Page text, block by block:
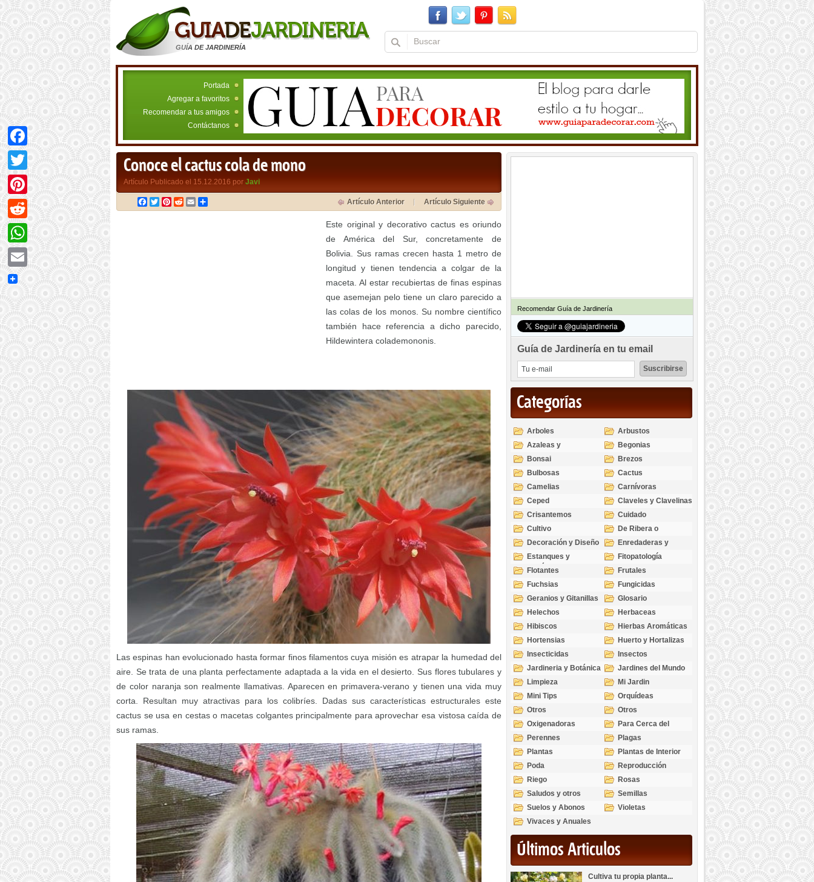
GUÍA DE JARDINERÍA
Portada
Agregar a favoritos
Recomendar a tus amigos
Contáctanos
Conoce el cactus cola de mono
Artículo Publicado el 15.12.2016 por Javi
Facebook
TwitterPinterest
RedditEmail Artículo Anterior Artículo Siguiente
Este original y decorativo cactus es oriundo
de América del Sur, concretamente de
Bolivia. Sus ramas crecen hasta 1 metro de
longitud y tienen tendencia a colgar de la
maceta. Al estar recubiertas de finas espinas
que asemejan pelo tiene un claro parecido a
las colas de los monos. Su nombre científico
también hace referencia a dicho parecido,
Hildewintera colademononis.
Las espinas han evolucionado hasta formar finos filamentos cuya misión es atrapar la humedad del
aire. Se trata de una planta perfectamente adaptada a la vida en el desierto. Sus flores tubulares y
de color naranja son realmente llamativas. Aparecen en primavera-verano y tienen una vida muy
corta. Resultan muy atractivas para los colibríes. Dadas sus características estructurales este
cactus se usa en cestas o macetas colgantes principalmente para aprovechar esa vistosa caída de
sus ramas.
Recomendar Guía de Jardinería
Guía de Jardinería en tu email
Categorías
Arboles
Arbustos
Azaleas y
Rododendros
Begonias
Bonsai
Brezos
Bulbosas
Cactus
Camelias
Carnívoras
Ceped
Claveles y Clavelinas
Crisantemos
Cuidado
Cultivo
De Ribera o
Palustres
Decoración y Diseño
Enredaderas y
cubresuelos
Estanques y
Acuáticas
Fitopatología
Flotantes
Frutales
Fuchsias
Fungicidas
Geranios y Gitanillas
Glosario
Helechos
Herbaceas
Hibiscos
Hierbas Aromáticas
Hortensias
Huerto y Hortalizas
Insecticidas
Insectos
Jardineria y Botánica
Jardines del Mundo
Limpieza
Mi Jardin
Mini Tips
Orquídeas
Otros
Otros
Oxigenadoras
Para Cerca del
Estanque
Perennes
Plagas
Plantas
Plantas de Interior
Poda
Reproducción
Riego
Rosas
Saludos y otros
temas
Semillas
Suelos y Abonos
Violetas
Vivaces y Anuales
Últimos Articulos
Cultiva tu propia planta...
Facebook
Twitter
Pinterest
Reddit
WhatsApp
Email